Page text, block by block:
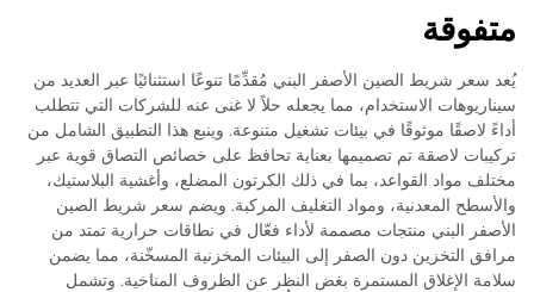
متفوقة
يُعد سعر شريط الصين الأصفر البني مُقدِّمًا تنوعًا استثنائيًا عبر العديد من
سيناريوهات الاستخدام، مما يجعله حلاً لا غنى عنه للشركات التي تتطلب
أداءً لاصقًا موثوقًا في بيئات تشغيل متنوعة. وينبع هذا التطبيق الشامل من
تركيبات لاصقة تم تصميمها بعناية تحافظ على خصائص التصاق قوية عبر
مختلف مواد القواعد، بما في ذلك الكرتون المضلع، وأغشية البلاستيك،
والأسطح المعدنية، ومواد التغليف المركبة. ويضم سعر شريط الصين
الأصفر البني منتجات مصممة لأداء فعّال في نطاقات حرارية تمتد من
مرافق التخزين دون الصفر إلى البيئات المخزنية المسخّنة، مما يضمن
سلامة الإغلاق المستمرة بغض النظر عن الظروف المناخية. وتشمل